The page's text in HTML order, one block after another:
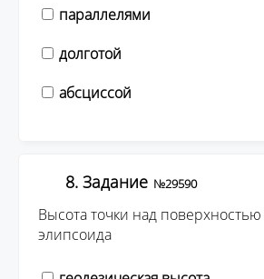
параллелями
долготой
абсциссой
8. Задание №29590
Высота точки над
элипсоида